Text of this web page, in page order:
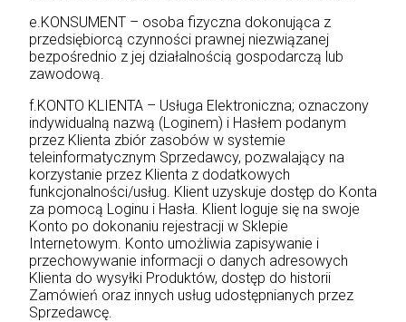
e.KONSUMENT – osoba fizyczna dokonująca z
przedsiębiorcą czynności prawnej niezwiązanej
bezpośrednio z jej działalnością gospodarczą lub
zawodową.
f.KONTO KLIENTA – Usługa Elektroniczna; oznaczony
indywidualną nazwą (Loginem) i Hasłem podanym
przez Klienta zbiór zasobów w systemie
teleinformatycznym Sprzedawcy, pozwalający na
korzystanie przez Klienta z dodatkowych
funkcjonalności/usług. Klient uzyskuje dostęp do Konta
za pomocą Loginu i Hasła. Klient loguje się na swoje
Konto po dokonaniu rejestracji w Sklepie
Internetowym. Konto umożliwia zapisywanie i
przechowywanie informacji o danych adresowych
Klienta do wysyłki Produktów, dostęp do historii
Zamówień oraz innych usług udostępnianych przez
Sprzedawcę.